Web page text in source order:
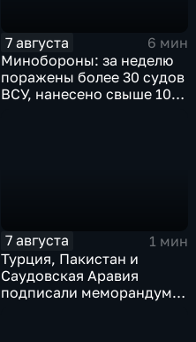
7 августа
6 мин
Минобороны: за неделю
поражены более 30 судов
ВСУ, нанесено свыше 10
7 августа
1 мин
Турция, Пакистан и
Саудовская Аравия
подписали меморандум о